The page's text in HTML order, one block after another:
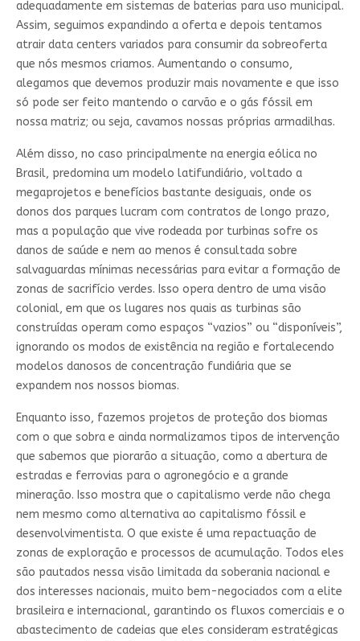
adequadamente em sistemas de baterias para uso municipal.
Assim, seguimos expandindo a oferta e depois tentamos
atrair data centers variados para consumir da sobreoferta
que nós mesmos criamos. Aumentando o consumo,
alegamos que devemos produzir mais novamente e que isso
só pode ser feito mantendo o carvão e o gás fóssil em
nossa matriz; ou seja, cavamos nossas próprias armadilhas.
Além disso, no caso principalmente na energia eólica no
Brasil, predomina um modelo latifundiário, voltado a
megaprojetos e benefícios bastante desiguais, onde os
donos dos parques lucram com contratos de longo prazo,
mas a população que vive rodeada por turbinas sofre os
danos de saúde e nem ao menos é consultada sobre
salvaguardas mínimas necessárias para evitar a formação de
zonas de sacrifício verdes. Isso opera dentro de uma visão
colonial, em que os lugares nos quais as turbinas são
construídas operam como espaços “vazios” ou “disponíveis”,
ignorando os modos de existência na região e fortalecendo
modelos danosos de concentração fundiária que se
expandem nos nossos biomas.
Enquanto isso, fazemos projetos de proteção dos biomas
com o que sobra e ainda normalizamos tipos de intervenção
que sabemos que piorarão a situação, como a abertura de
estradas e ferrovias para o agronegócio e a grande
mineração. Isso mostra que o capitalismo verde não chega
nem mesmo como alternativa ao capitalismo fóssil e
desenvolvimentista. O que existe é uma repactuação de
zonas de exploração e processos de acumulação. Todos eles
são pautados nessa visão limitada da soberania nacional e
dos interesses nacionais, muito bem-negociados com a elite
brasileira e internacional, garantindo os fluxos comerciais e o
abastecimento de cadeias que eles consideram estratégicas